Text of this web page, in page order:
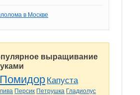
в Москве
выращивание
Помидор Капуста
Персик Петрушка Гладиолус